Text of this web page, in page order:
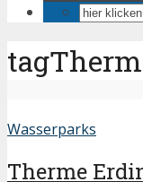
Wasserparks
Therme